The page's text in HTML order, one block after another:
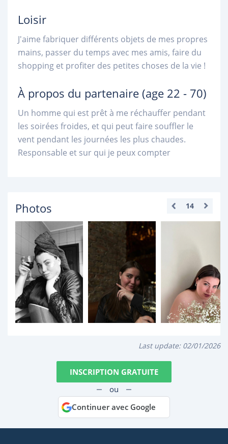
Loisir
J'aime fabriquer différents objets de mes propres
mains, passer du temps avec mes amis, faire du
shopping et profiter des petites choses de la vie !
À propos du partenaire (age 22 - 70)
Un homme qui est prêt à me réchauffer pendant
les soirées froides, et qui peut faire souffler le
vent pendant les journées les plus chaudes.
Responsable et sur qui je peux compter
Photos 14
Last update: 02/01/2026
INSCRIPTION GRATUITE
ou
Continuer avec Google